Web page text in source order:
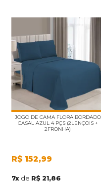
JOGO DE CAMA FLORA BORDADO
CASAL AZUL 4 PÇS (2LENÇOIS +
2FRONHA)
R$ 152,99
7x de R$ 21,86